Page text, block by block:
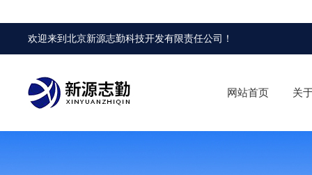
欢迎来到北京新源志勤科技开发有限责任公司 ！
网站首页 关